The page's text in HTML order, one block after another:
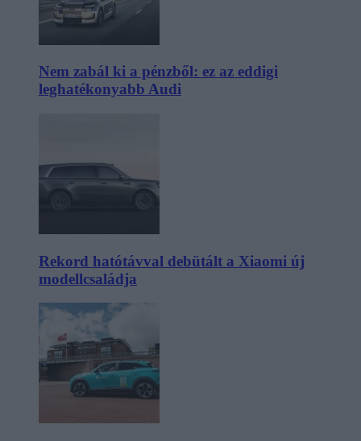
Nem zabál ki a pénzből: ez az eddigi
leghatékonyabb Audi
Rekord hatótávval debütált a Xiaomi új
modellcsaládja